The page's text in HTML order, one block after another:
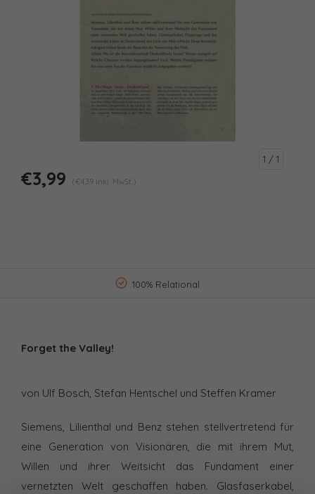
1 / 1
€3,99 (€4,39 Inkl. MwSt.)
100% Relational
Forget the Valley!
von Ulf Bosch, Stefan Hentschel und Steffen Kramer
Siemens, Lilienthal und Benz stehen stellvertretend für
eine Generation von Visionären, die mit ihrem Mut,
Willen und ihrer Weitsicht das Fundament einer
vernetzten Welt geschaffen haben. Glasfaserkabel,